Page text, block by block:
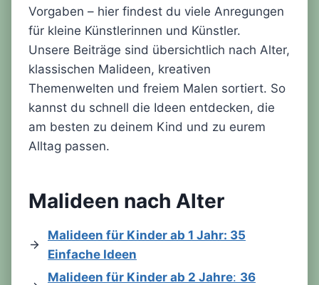
Vorgaben – hier findest du viele Anregungen
für kleine Künstlerinnen und Künstler.
Unsere Beiträge sind übersichtlich nach Alter,
klassischen Malideen, kreativen
Themenwelten und freiem Malen sortiert. So
kannst du schnell die Ideen entdecken, die
am besten zu deinem Kind und zu eurem
Alltag passen.
Malideen nach Alter
Malideen für Kinder ab 1 Jahr: 35
Einfache Ideen
Malideen für Kinder ab 2 Jahre: 36